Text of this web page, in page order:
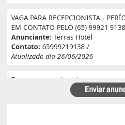
VAGA PARA RECEPCIONISTA -
EM CONTATO PELO (65) 99921 9138
Anunciante: Terras Hotel
Contato: 65999219138 /
Atualizado dia 26/06/2026
Eu e meu marido estamos a
fazenda. Eu tenho experiência e
tem experiência e referência em